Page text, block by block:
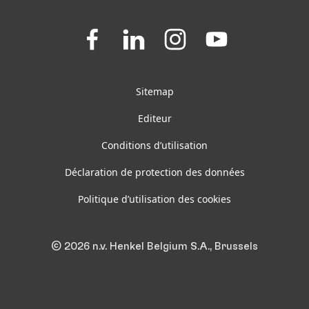
Join
Join
on
Join
on
Join
us
Sitemap
Editeur
Conditions d’utilisation
Déclaration de protection des données
Politique d’utilisation des cookies
© 2026 n.v. Henkel Belgium S.A., Brussels